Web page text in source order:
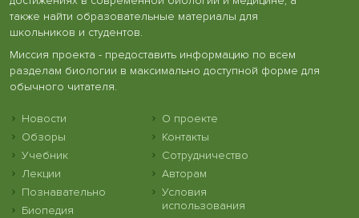
также найти образовательные материалы для
школьников и студентов.
Миссия проекта - предоставить информацию по всем
разделам биологии в максимально доступной форме для
обычного читателя.
Новости
Обзоры
Учебник
Лекции
Познавательно
Биопедия
О проекте
Контакты
Сотрудничество
Авторам
Условия
использования